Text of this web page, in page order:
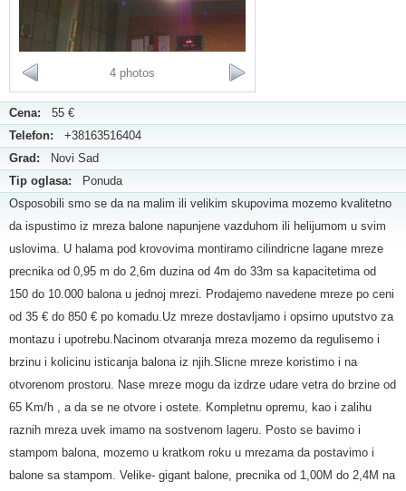
4 photos
Cena: 55 €
Telefon: +38163516404
Grad: Novi Sad
Tip oglasa: Ponuda
Osposobili smo se da na malim ili velikim skupovima mozemo kvalitetno
da ispustimo iz mreza balone napunjene vazduhom ili helijumom u svim
uslovima. U halama pod krovovima montiramo cilindricne lagane mreze
precnika od 0,95 m do 2,6m duzina od 4m do 33m sa kapacitetima od
150 do 10.000 balona u jednoj mrezi. Prodajemo navedene mreze po ceni
od 35 € do 850 € po komadu.Uz mreze dostavljamo i opsirno uputstvo za
montazu i upotrebu.Nacinom otvaranja mreza mozemo da regulisemo i
brzinu i kolicinu isticanja balona iz njih.Slicne mreze koristimo i na
otvorenom prostoru. Nase mreze mogu da izdrze udare vetra do brzine od
65 Km/h , a da se ne otvore i ostete. Kompletnu opremu, kao i zalihu
raznih mreza uvek imamo na sostvenom lageru. Posto se bavimo i
stampom balona, mozemo u kratkom roku u mrezama da postavimo i
balone sa stampom. Velike- gigant balone, precnika od 1,00M do 2,4M na